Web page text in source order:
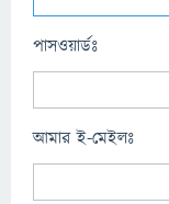
পাসওয়ার্ডঃ
আমার ই-মেইলঃ